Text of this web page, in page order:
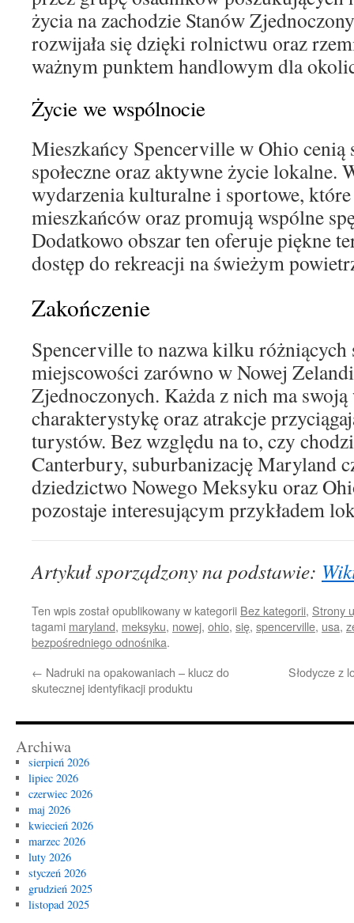
życia na zachodzie Stanów
rozwijała się dzięki rolnictwu oraz
ważnym punktem handlowym dla
Życie we wspólnocie
Mieszkańcy Spencerville w Ohio cenią
społeczne oraz aktywne życie lokalne.
wydarzenia kulturalne i sportowe,
mieszkańców oraz promują wspólne
Dodatkowo obszar ten oferuje piękne
dostęp do rekreacji na świeżym
Zakończenie
Spencerville to nazwa kilku różniących
miejscowości zarówno w Nowej
Zjednoczonych. Każda z nich ma swoją
charakterystykę oraz atrakcje
turystów. Bez względu na to, czy
Canterbury, suburbanizację Maryland
dziedzictwo Nowego Meksyku oraz
pozostaje interesującym przykładem
Artykuł sporządzony na podstawie:
Ten wpis został opublikowany w kategorii Bez kategorii, Strony
tagami maryland, meksyku, nowej, ohio, się, spencerville, usa,
bezpośredniego odnośnika.
← Nadruki na opakowaniach – klucz do
skutecznej identyfikacji produktu
Słodycze z
Archiwa
sierpień 2026
lipiec 2026
czerwiec 2026
maj 2026
kwiecień 2026
marzec 2026
luty 2026
styczeń 2026
grudzień 2025
listopad 2025